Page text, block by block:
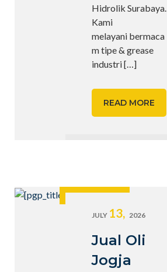
Hidrolik Surabaya.
Kami
melayani bermaca
m tipe & grease
industri[…]
READ MORE
JULY 13, 2026
Jual Oli
Jogja